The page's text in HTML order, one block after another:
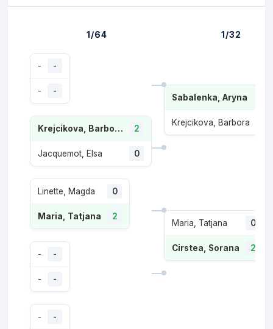
1/64
- -
- -
Krejcikova, Barbora 2
Jacquemot, Elsa 0
Linette, Magda 0
Maria, Tatjana 2
- -
- -
- -
1/32
Sabalenka, Aryna
Krejcikova, Barbora
Maria, Tatjana 0
Cirstea, Sorana 2